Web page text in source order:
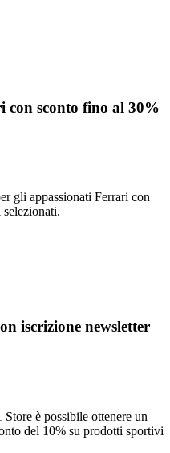
con sconto fino al 30%
gli appassionati Ferrari con
iscrizione newsletter
è possibile ottenere un
del 10% su prodotti sportivi